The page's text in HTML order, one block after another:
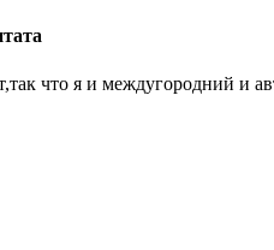
что я и междугородний и